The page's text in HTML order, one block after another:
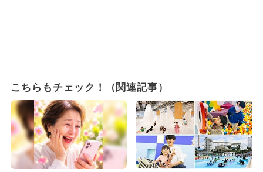
こちらもチェック！（関連記事）